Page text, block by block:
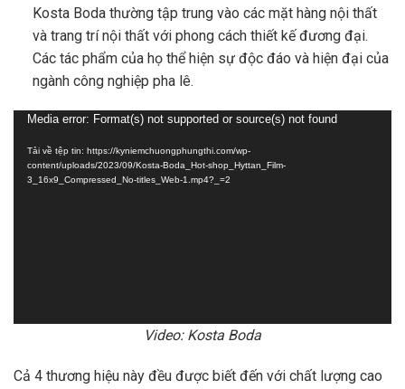
Kosta Boda thường tập trung vào các mặt hàng nội thất
và trang trí nội thất với phong cách thiết kế đương đại.
Các tác phẩm của họ thể hiện sự độc đáo và hiện đại của
ngành công nghiệp pha lê.
Trình
chơi
Video
Media error: Format(s) not supported or source(s) not found
Tải về tệp tin: https://kyniemchuongphungthi.com/wp-
content/uploads/2023/09/Kosta-Boda_Hot-shop_Hyttan_Film-
3_16x9_Compressed_No-titles_Web-1.mp4?_=2
Video: Kosta Boda
Cả 4 thương hiệu này đều được biết đến với chất lượng cao